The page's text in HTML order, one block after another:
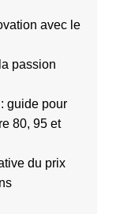
avec le
passion
guide pour
80, 95 et
du prix